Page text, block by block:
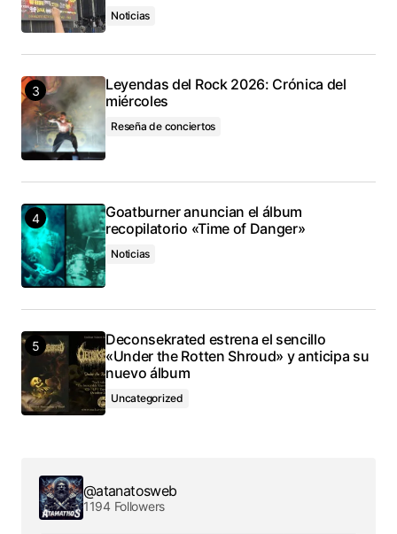
Noticias
Leyendas del Rock 2026: Crónica del
miércoles
Reseña de conciertos
Goatburner anuncian el álbum
recopilatorio «Time of Danger»
Noticias
Deconsekrated estrena el sencillo
«Under the Rotten Shroud» y anticipa su
nuevo álbum
Uncategorized
@atanatosweb
1194 Followers